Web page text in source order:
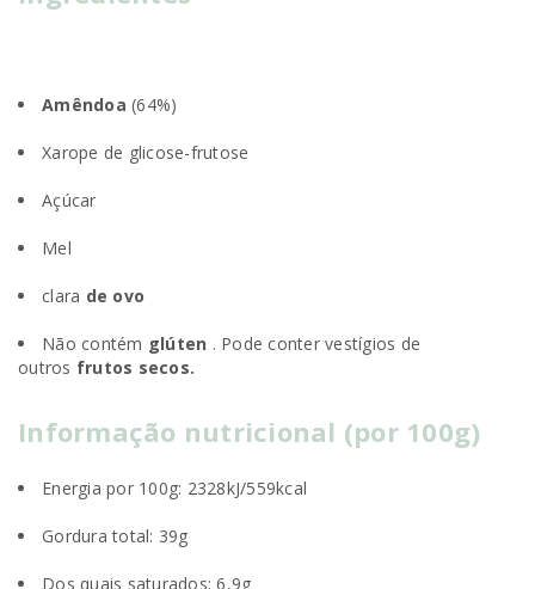
Amêndoa (64%)
Xarope de glicose-frutose
Açúcar
Mel
clara de ovo
Não contém glúten . Pode conter vestígios de
outros frutos secos.
Informação nutricional (por 100g)
Energia por 100g: 2328kJ/559kcal
Gordura total: 39g
Dos quais saturados: 6,9g